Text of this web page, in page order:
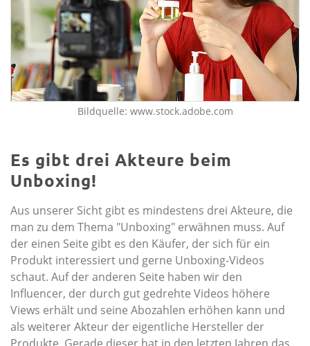
Bildquelle: www.stock.adobe.com
Es gibt drei Akteure beim
Unboxing!
Aus unserer Sicht gibt es mindestens drei Akteure, die
man zu dem Thema "Unboxing" erwähnen muss. Auf
der einen Seite gibt es den Käufer, der sich für ein
Produkt interessiert und gerne Unboxing-Videos
schaut. Auf der anderen Seite haben wir den
Influencer, der durch gut gedrehte Videos höhere
Views erhält und seine Abozahlen erhöhen kann und
als weiterer Akteur der eigentliche Hersteller der